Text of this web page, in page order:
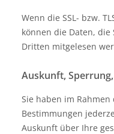
Wenn die SSL- bzw.
können die Daten,
Dritten mitgelesen
Auskunft,
Sie haben im
Bestimmungen
Auskunft über Ihre